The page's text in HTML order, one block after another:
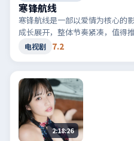
寒锋航线
寒锋航线是一部以爱情为核心的
成长展开，整体节奏紧凑，值得推
电视剧 7.2
2:18:26